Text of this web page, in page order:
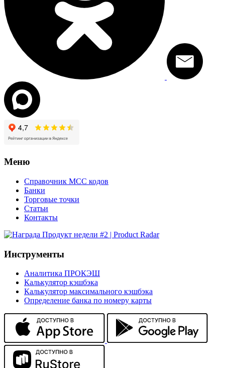
Меню
Справочник MCC кодов
Банки
Торговые точки
Статьи
Контакты
Инструменты
Аналитика ПРОКЭШ
Калькулятор кэшбэка
Калькулятор максимального кэшбэка
Определение банка по номеру карты